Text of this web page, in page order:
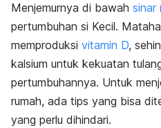
Menjemurnya di bawah sinar
pertumbuhan si Kecil.
memproduksi vitamin D,
kalsium untuk kekuatan
pertumbuhannya. Untuk
rumah, ada tips yang bisa
yang perlu dihindari.